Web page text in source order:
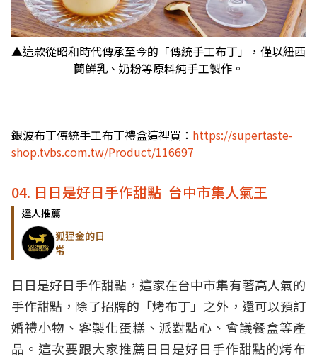
▲這款從昭和時代傳承至今的「傳統手工布丁」，僅以紐西
蘭鮮乳、奶粉等原料純手工製作。
銀波布丁傳統手工布丁禮盒這裡買： https://supertaste-
shop.tvbs.com.tw/Product/116697
04. 日日是好日手作甜點 台中市集人氣王
達人推薦
狐狸金的日
常
日日是好日手作甜點，這家在台中市集有著高人氣的
手作甜點，除了招牌的「烤布丁」之外，還可以預訂
婚禮小物、客製化蛋糕、派對點心、會議餐盒等產
品。這次要跟大家推薦日日是好日手作甜點的烤布